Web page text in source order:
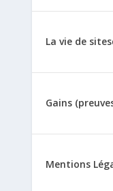
La vie de
Gains
Mentions